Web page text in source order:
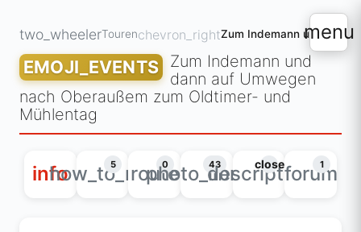
menu
two_wheelerTourenchevron_right
EMOJI_EVENTS
Zum Indemann und
dann auf Umwegen
nach Oberaußem zum Oldtimer- und
Mühlentag
infohow_to_reg
5 route
0
photo_library
43
description
closeforum
1